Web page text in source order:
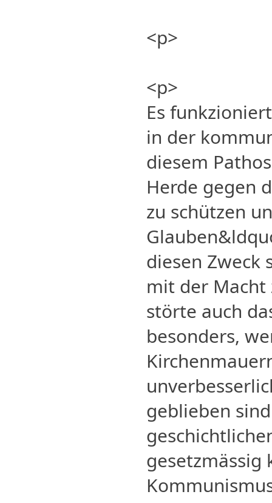
<p>
<p>
Es
in der
diesem
Herde gegen
zu schützen
diesen Zweck
mit der Macht
störte auch
besonders,
geblieben
gesetzmässig